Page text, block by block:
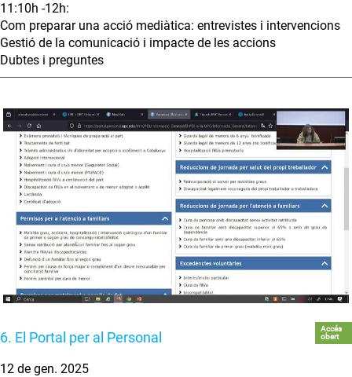
11:10h -12h:
Com preparar una acció mediàtica: entrevistes i intervencions
Gestió de la comunicació i impacte de les accions
Dubtes i preguntes
6. El Portal per al Personal
Accés
obert
12 de gen. 2025